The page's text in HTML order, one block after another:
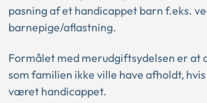
pasning af et handicappet barn f.eks.
barnepige/aflastning.
Formålet med merudgiftsydelsen er at
som familien ikke ville have afholdt,
været handicappet.